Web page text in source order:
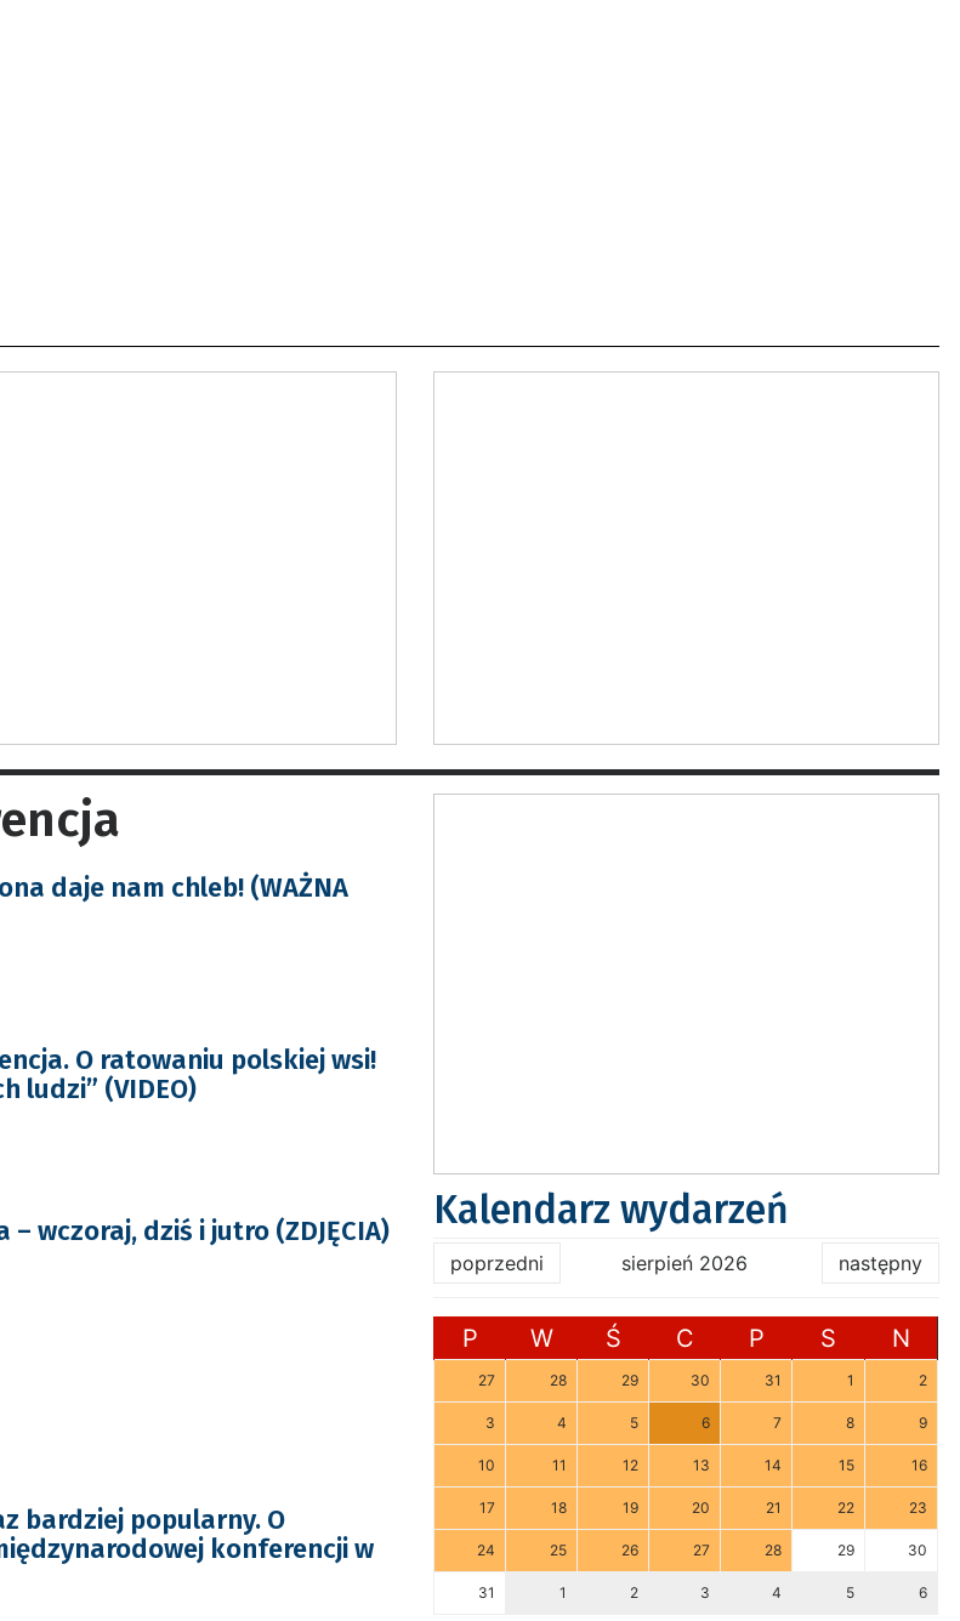
daje nam chleb! (WAŻNA
O ratowaniu polskiej wsi!
ludzi” (VIDEO)
– wczoraj, dziś i jutro (ZDJĘCIA)
bardziej popularny. O
konferencji w
Kalendarz wydarzeń
poprzedni sierpień 2026 następny
P W Ś C P S N
27 28 29 30 31 1 2
3 4 5 6 7 8 9
10 11 12 13 14 15 16
17 18 19 20 21 22 23
24 25 26 27 28 29 30
31 1 2 3 4 5 6